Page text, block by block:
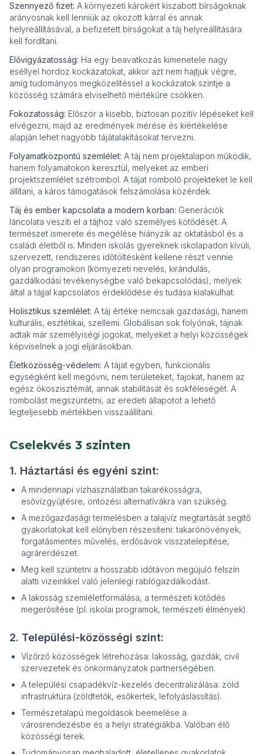
Szennyező fizet: A környezeti károkért kiszabott bírságoknak
arányosnak kell lenniük az okozott kárral és annak
helyreállításával, a befizetett bírságokat a táj helyreállítására
kell fordítani.
Elővigyázatosság: Ha egy beavatkozás kimenetele nagy
eséllyel hordoz kockázatokat, akkor azt nem hajtjuk végre,
amíg tudományos megközelítéssel a kockázatok szintje a
közösség számára elviselhető mértékűre csökken.
Fokozatosság: Először a kisebb, biztosan pozitív lépéseket kell
elvégezni, majd az eredmények mérése és kiértékelése
alapján lehet nagyobb tájátalakításokat tervezni.
Folyamatközpontú szemlélet: A táj nem projektalapon működik,
hanem folyamatokon keresztül, melyeket az emberi
projektszemlélet szétrombol. A tájat romboló projekteket le kell
állítani, a káros támogatások felszámolása közérdek.
Táj és ember kapcsolata a modern korban: Generációk
láncolata veszíti el a tájhoz való személyes kötődését. A
természet ismerete és megélése hiányzik az oktatásból és a
családi életből is. Minden iskolás gyereknek iskolapadon kívüli,
szervezett, rendszeres időtöltésként kellene részt vennie
olyan programokon (környezeti nevelés, kirándulás,
gazdálkodási tevékenységbe való bekapcsolódás), melyek
által a tájjal kapcsolatos érdeklődése és tudása kialakulhat.
Holisztikus szemlélet: A táj értéke nemcsak gazdasági, hanem
kulturális, esztétikai, szellemi. Globálisan sok folyónak, tájnak
adtak már személyiségi jogokat, melyeket a helyi közösségek
képviselnek a jogi eljárásokban.
Életközösség-védelem: A tájat egyben, funkcionális
egységként kell megóvni, nem területeket, fajokat, hanem az
egész ökoszisztémát, annak stabilitását és sokféleségét. A
rombolást megszüntetni, az eredeti állapotot a lehető
legteljesebb mértékben visszaállítani.
Cselekvés 3 szinten
1. Háztartási és egyéni szint:
A mindennapi vízhasználatban takarékosságra,
esővízgyűjtésre, öntözési alternatívákra van szükség.
A mezőgazdasági termelésben a talajvíz megtartását segítő
gyakorlatokat kell előnyben részesíteni: takarónövények,
forgatásmentes művelés, erdősávok visszatelepítése,
agrárerdészet.
Meg kell szüntetni a hosszabb időtávon megújuló felszín
alatti vizeinkkel való jelenlegi rablógazdálkodást.
A lakosság szemléletformálása, a természeti kötődés
megerősítése (pl. iskolai programok, természeti élmények).
2. Települési-közösségi szint:
Vízőrző közösségek létrehozása: lakosság, gazdák, civil
szervezetek és önkormányzatok partnerségében.
A települési csapadékvíz-kezelés decentralizálása: zöld
infrastruktúra (zöldtetők, esőkertek, lefolyáslassítás).
Természetalapú megoldások beemelése a
városrendezésbe és a helyi stratégiákba. Valóban élő
közösségi terek.